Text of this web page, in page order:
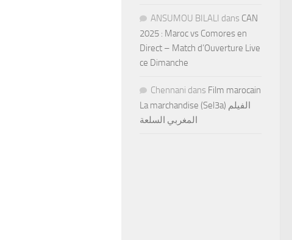
ANSUMOU BILALI dans CAN
2025 : Maroc vs Comores en
Direct – Match d’Ouverture Live
ce Dimanche
Chennani dans Film marocain
La marchandise (Sel3a) الفيلم
المغربي السلعة